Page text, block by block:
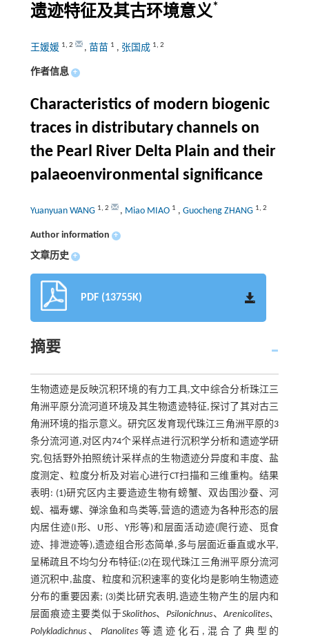
遗迹特征及其古环境意义*
王媛媛 1, 2 , 苗苗 1 , 张国成 1, 2
作者信息 +
Characteristics of modern biogenic
traces in distributary channels on
the Pearl River Delta Plain and their
palaeoenvironmental significance
Yuanyuan WANG 1, 2 , Miao MIAO 1 , Guocheng ZHANG 1, 2
Author information +
文章历史 +
PDF (13755K)
摘要
生物遗迹是反映沉积环境的有力工具,文中综合分析珠江三
角洲平原分流河道环境及其生物遗迹特征,探讨了其对古三
角洲环境的指示意义。研究区发育现代珠江三角洲平原的3
条分流河道,对区内74个采样点进行沉积学分析和遗迹学研
究,包括野外拍照统计采样点的生物遗迹分异度和丰度、盐
度测定、粒度分析及对岩心进行CT扫描和三维重构。结果
表明: (1)研究区内主要造迹生物有螃蟹、双齿围沙蚕、河
蚬、福寿螺、弹涂鱼和鸟类等,营造的遗迹为各种形态的层
内居住迹(I形、U形、Y形等)和层面活动迹(爬行迹、觅食
迹、排泄迹等),遗迹组合形态简单,多与层面近垂直或水平,
呈稀疏且不均匀分布特征;(2)在现代珠江三角洲平原分流河
道沉积中,盐度、粒度和沉积速率的变化均是影响生物遗迹
分布的重要因素; (3)类比研究表明,造迹生物产生的层内和
层面痕迹主要类似于Skolithos、Psilonichnus、Arenicolites、
Polykladichnus、Planolites 等遗迹化石,混合了典型的